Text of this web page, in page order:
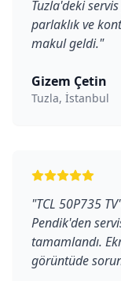
Tuzla'deki
parlaklık ve
makul geldi."
Gizem Çetin
Tuzla, İstanbul
"TCL 50P735
Pendik'den
tamamlandı.
görüntüde